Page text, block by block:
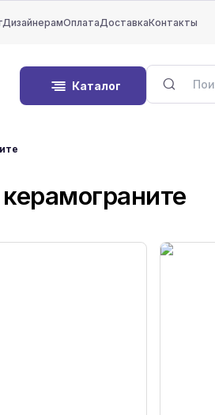
ДизайнерамОплатаДоставкаКонтакты
Каталог